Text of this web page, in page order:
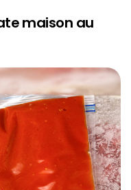
maison au